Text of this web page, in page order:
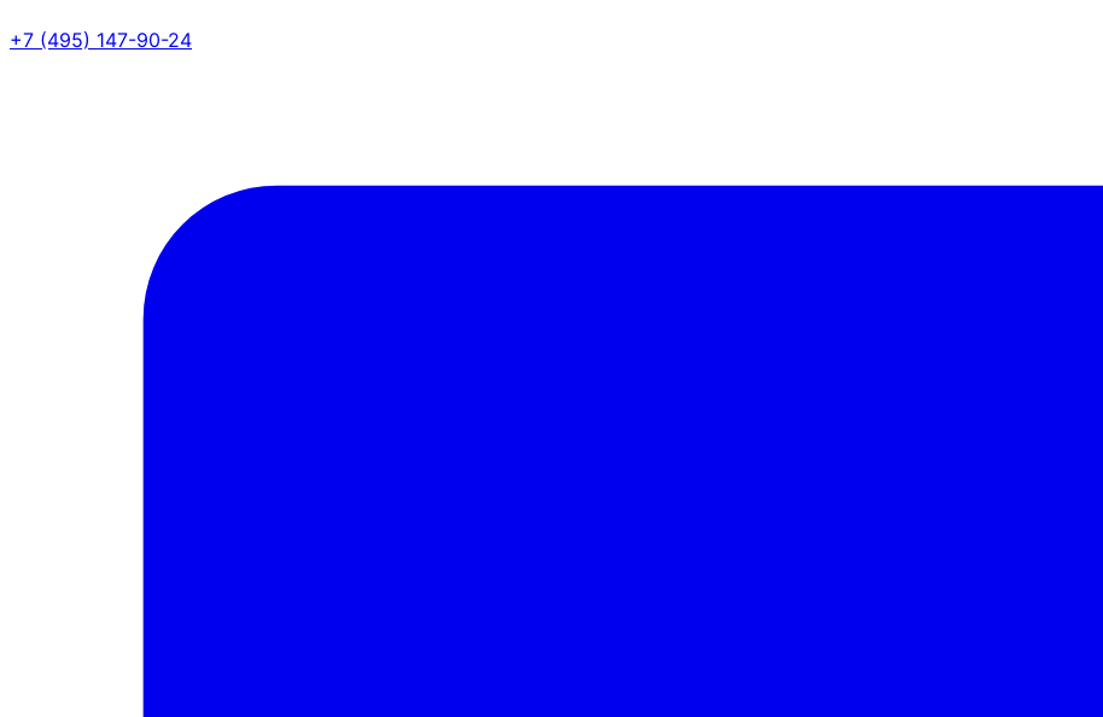
+7 (495) 147-90-24